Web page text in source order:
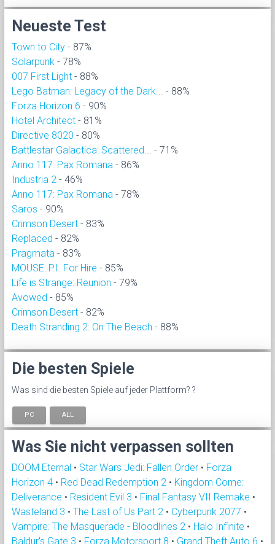
Neueste Test
Town to City - 87%
Solarpunk - 78%
007 First Light - 88%
Lego Batman: Legacy of the Dark...
- 88%
Forza Horizon 6 - 90%
Hotel Architect - 81%
Directive 8020 - 80%
Battlestar Galactica: Scattered...
- 71%
Anno 117: Pax Romana - 86%
Industria 2 - 46%
Anno 117: Pax Romana - 78%
Saros - 90%
Crimson Desert - 83%
Replaced - 82%
Pragmata - 83%
MOUSE: P.I. For Hire - 85%
Life is Strange: Reunion - 79%
Avowed - 85%
Crimson Desert - 82%
Death Stranding 2: On The Beach - 88%
Die besten Spiele
Was sind die besten Spiele auf jeder Plattform? ?
PC ALL
Was Sie nicht verpassen sollten
DOOM Eternal • Star Wars Jedi: Fallen Order • Forza
Horizon 4 • Red Dead Redemption 2 • Kingdom Come:
Deliverance • Resident Evil 3 • Final Fantasy VII Remake •
Wasteland 3 • The Last of Us Part 2 • Cyberpunk 2077 •
Vampire: The Masquerade - Bloodlines 2 • Halo Infinite •
Baldur's Gate 3 • Forza Motorsport 8 • Grand Theft Auto 6 •